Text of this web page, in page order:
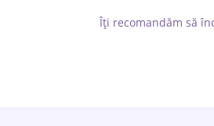
Îți recomandăm să